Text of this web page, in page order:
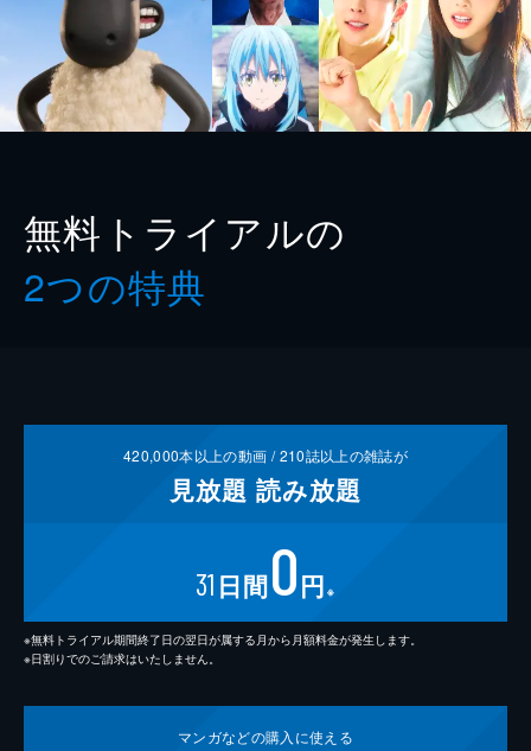
無料トライアルの
2つの特典
420,000本以上の動画 /210誌以上の雑誌が
見放題 読み放題
31 日間0円 ※
※無料トライアル期間終了日の翌日が属する月から月額料金が発生します。
※日割りでのご請求はいたしません。
マンガなどの購入に使える